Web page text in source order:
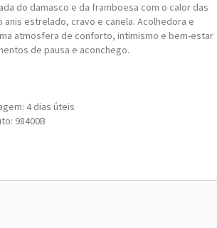
do damasco e da framboesa com o calor das
anis estrelado, cravo e canela. Acolhedora e
atmosfera de conforto, intimismo e bem-estar
de pausa e aconchego.
4 dias úteis
98400B